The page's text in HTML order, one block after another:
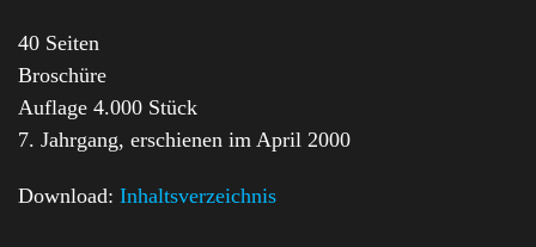
40 Seiten
Broschüre
Auflage 4.000 Stück
7. Jahrgang, erschienen im April 2000
Download: Inhaltsverzeichnis